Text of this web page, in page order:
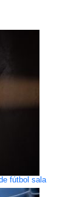
fútbol sala